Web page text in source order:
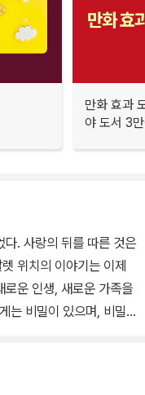
만화 효과
야 도서 3
다. 사랑의 뒤를 따른 것은
위치의 이야기는 이제
로운 인생, 새로운 가족을
는 비밀이 있으며, 비밀